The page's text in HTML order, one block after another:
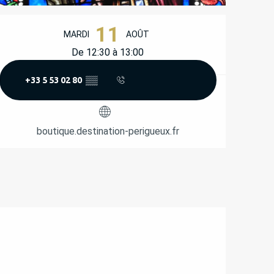
OUVERTURE ET
MARDI 11 AOÛT
De 12:30 à 13:00
+33 5 53 02 80 ▒▒
boutique.destination-perigueux.fr